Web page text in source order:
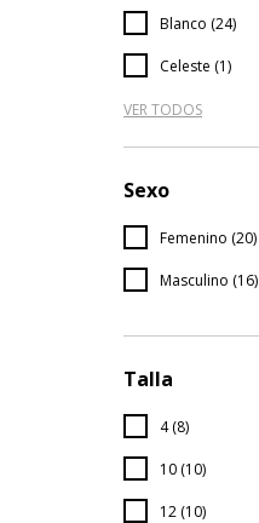
Blanco (24)
Celeste (1)
VER TODOS
Sexo
Femenino (20)
Masculino (16)
Talla
4 (8)
10 (10)
12 (10)